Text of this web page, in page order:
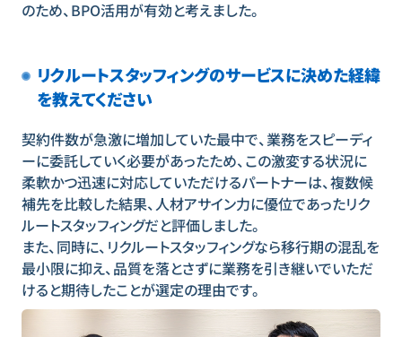
のため、BPO活用が有効と考えました。
リクルートスタッフィングのサービスに決めた経緯
を教えてください
契約件数が急激に増加していた最中で、業務をスピーディ
ーに委託していく必要があったため、この激変する状況に
柔軟かつ迅速に対応していただけるパートナーは、複数候
補先を比較した結果、人材アサイン力に優位であったリク
ルートスタッフィングだと評価しました。
また、同時に、リクルートスタッフィングなら移行期の混乱を
最小限に抑え、品質を落とさずに業務を引き継いでいただ
けると期待したことが選定の理由です。